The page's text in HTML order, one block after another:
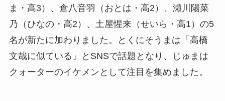
ま・高3）、倉八音羽（おとは・高2）、瀬川陽菜
乃（ひなの・高2）、土屋惺来（せいら・高1）の5
名が新たに加わりました。とくにそうまは「高橋
文哉に似ている」とSNSで話題となり、じゅまは
クォーターのイケメンとして注目を集めました。